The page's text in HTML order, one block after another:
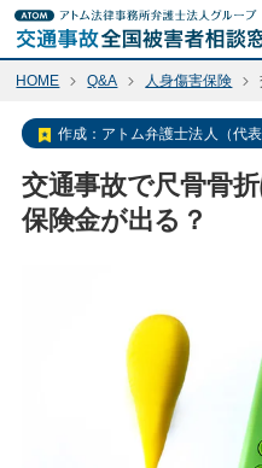
HOME Q&A 人身傷害保険
作成：アトム弁護士法人
交通事故で尺骨骨
保険金が出る？